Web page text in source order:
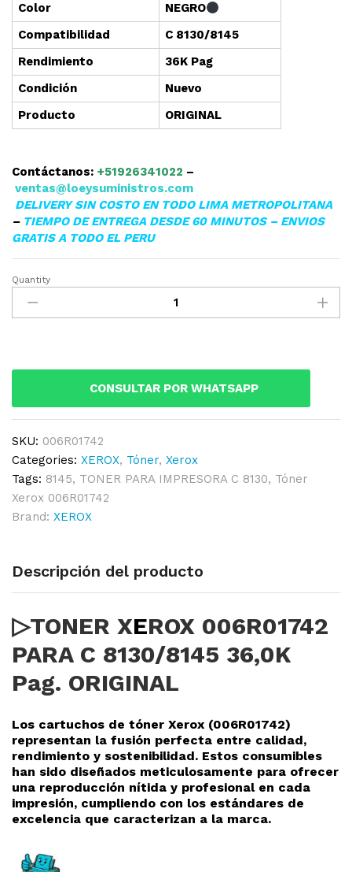
Color
NEGRO
Compatibilidad
C 8130/8145
Rendimiento
36K Pag
Condición
Nuevo
Producto
ORIGINAL
Contáctanos: +51926341022 –
ventas@loeysuministros.com
DELIVERY SIN COSTO EN TODO LIMA METROPOLITANA
– TIEMPO DE ENTREGA DESDE 60 MINUTOS – ENVIOS
GRATIS A TODO EL PERU
▷TONER
XEROX
006R01742
ORIGINAL
quantity
Quantity
CONSULTAR POR WHATSAPP
SKU: 006R01742
Categories: XEROX, Tóner, Xerox
Tags: 8145, TONER PARA IMPRESORA C 8130, Tóner
Xerox 006R01742
Brand: XEROX
Descripción del producto
▷TONER XEROX 006R01742
PARA C 8130/8145 36,0K
Pag. ORIGINAL
Los cartuchos de tóner Xerox (006R01742)
representan la fusión perfecta entre calidad,
rendimiento y sostenibilidad. Estos consumibles
han sido diseñados meticulosamente para ofrecer
una reproducción nítida y profesional en cada
impresión, cumpliendo con los estándares de
excelencia que caracterizan a la marca.